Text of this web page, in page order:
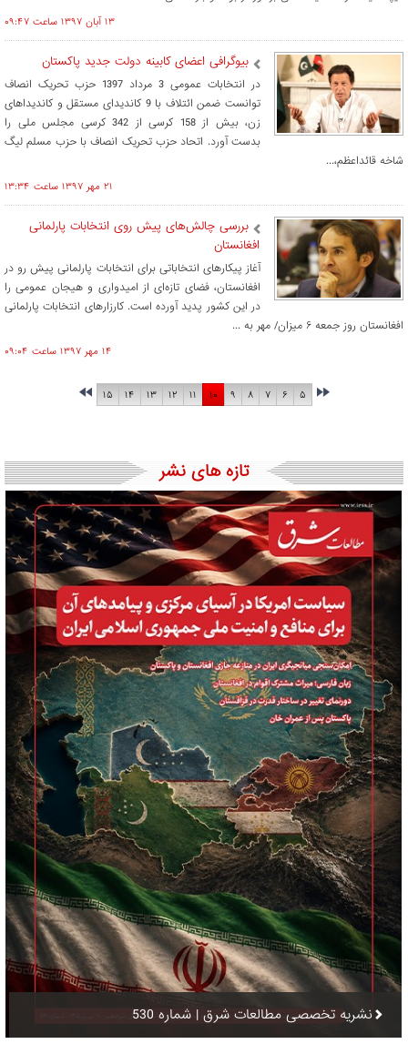
۱۳ آبان ۱۳۹۷ ساعت ۰۹:۴۷
بیوگرافی اعضای کابینه دولت جدید پاکستان
در انتخابات عمومی 3 مرداد 1397 حزب تحریک انصاف
توانست ضمن ائتلاف با 9 کاندیدای مستقل و کاندیداهای
زن، بیش از 158 کرسی از 342 کرسی مجلس ملی را
بدست آورد. اتحاد حزب تحریک انصاف با حزب مسلم لیگ
شاخه قائد‌اعظم،...
۲۱ مهر ۱۳۹۷ ساعت ۱۳:۳۴
بررسی چالش‌های پیش روی انتخابات پارلمانی
افغانستان
آغاز پیکارهای انتخاباتی برای انتخابات پارلمانی پیش رو در
افغانستان، فضای تازه‌ای از امیدواری و هیجان عمومی را
در این کشور پدید آورده است. کارزارهای انتخابات پارلمانی
افغانستان روز جمعه ۶ میزان/ مهر به ...
۱۴ مهر ۱۳۹۷ ساعت ۰۹:۰۴
۵ ۶ ۷ ۸ ۹ ۱۰ ۱۱ ۱۲ ۱۳ ۱۴ ۱۵
تازه های نشر
نشریه تخصصی مطالعات شرق | شماره 530